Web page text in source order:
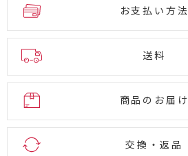
お支払い方法
送料
商品のお届け
交換・返品